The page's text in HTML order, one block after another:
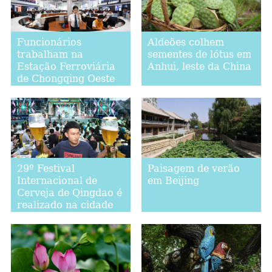
Funcionários
trabalham na
Estação Ferroviária
de Chongqing Oeste
Aldeões colhem
sementes de lótus em
Anhui, leste da China
29º Festival
Internacional de
Cerveja de Qingdao é
realizado na cidade
Paisagem de verão
em Beijing